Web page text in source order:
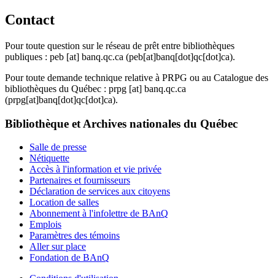
Contact
Pour toute question sur le réseau de prêt entre bibliothèques
publiques : peb [at] banq.qc.ca (peb[at]banq[dot]qc[dot]ca).
Pour toute demande technique relative à PRPG ou au Catalogue des
bibliothèques du Québec : prpg [at] banq.qc.ca
(prpg[at]banq[dot]qc[dot]ca).
Bibliothèque et Archives nationales du Québec
Salle de presse
Nétiquette
Accès à l'information et vie privée
Partenaires et fournisseurs
Déclaration de services aux citoyens
Location de salles
Abonnement à l'infolettre de BAnQ
Emplois
Paramètres des témoins
Aller sur place
Fondation de BAnQ